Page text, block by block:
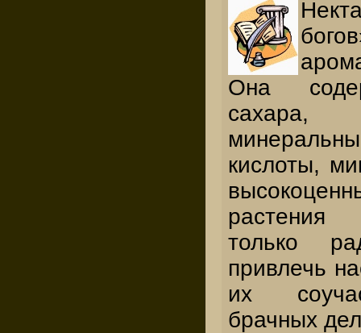
Она
кислоты,
только
привлечь
их
брачных